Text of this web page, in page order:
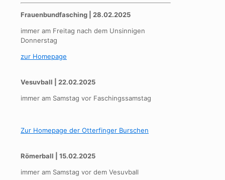
Frauenbundfasching | 28.02.2025
immer am Freitag nach dem Unsinnigen
Donnerstag
zur Homepage
Vesuvball | 22.02.2025
immer am Samstag vor Faschingssamstag
Zur Homepage der Otterfinger Burschen
Römerball | 15.02.2025
immer am Samstag vor dem Vesuvball